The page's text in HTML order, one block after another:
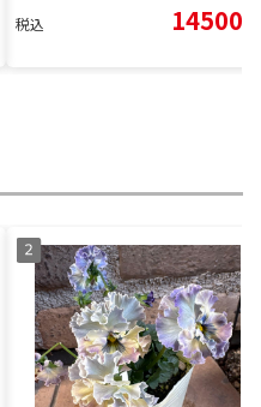
税込 14500